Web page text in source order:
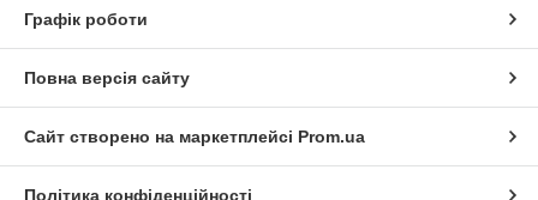
Графік роботи
Повна версія сайту
Сайт створено на маркетплейсі Prom.ua
Політика конфіденційності